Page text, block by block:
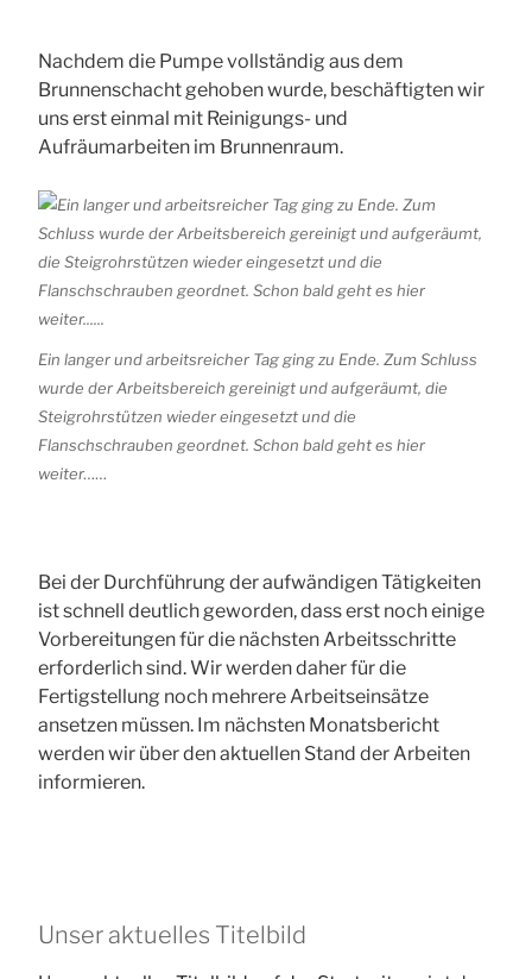
Nachdem die Pumpe vollständig aus dem
Brunnenschacht gehoben wurde, beschäftigten wir
uns erst einmal mit Reinigungs- und
Aufräumarbeiten im Brunnenraum.
Ein langer und arbeitsreicher Tag ging zu Ende. Zum Schluss
wurde der Arbeitsbereich gereinigt und aufgeräumt, die
Steigrohrstützen wieder eingesetzt und die
Flanschschrauben geordnet. Schon bald geht es hier
weiter……
Bei der Durchführung der aufwändigen Tätigkeiten
ist schnell deutlich geworden, dass erst noch einige
Vorbereitungen für die nächsten Arbeitsschritte
erforderlich sind. Wir werden daher für die
Fertigstellung noch mehrere Arbeitseinsätze
ansetzen müssen. Im nächsten Monatsbericht
werden wir über den aktuellen Stand der Arbeiten
informieren.
Unser aktuelles Titelbild